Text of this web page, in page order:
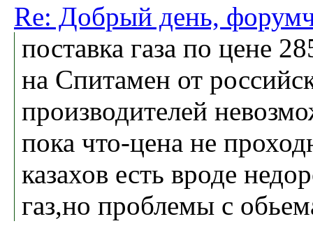
Re: Добрый день,
поставка газа по цене
на Спитамен от
производителей
пока что-цена не
казахов есть вроде
газ,но проблемы с